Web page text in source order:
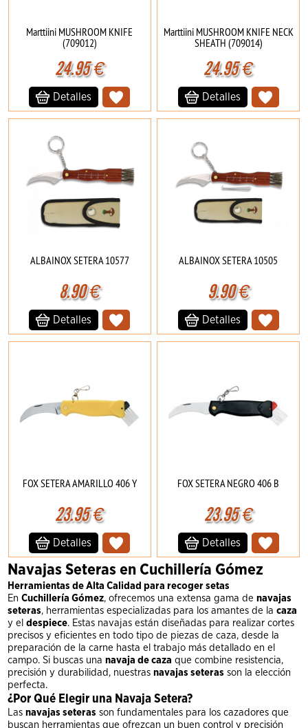
Marttiini MUSHROOM KNIFE
(709012)
24.95€
Detalles
Marttiini MUSHROOM KNIFE NECK
SHEATH (709014)
24.95€
Detalles
ALBAINOX SETERA 10577
8.90€
Detalles
ALBAINOX SETERA 10505
9.90€
Detalles
FOX SETERA AMARILLO 406 Y
23.95€
Detalles
FOX SETERA NEGRO 406 B
23.95€
Detalles
Navajas Seteras en Cuchillería Gómez
Herramientas de Alta Calidad para recoger setas
EnCuchillería Gómez, ofrecemos una extensa gama denavajas
seteras, herramientas especializadas para los amantes de lacaza
y eldespiece. Estas navajas están diseñadas para realizar cortes
precisos y eficientes en todo tipo de piezas de caza, desde la
preparación de la carne hasta el trabajo más detallado en el
campo. Si buscas unanavaja de caza que combine resistencia,
precisión y durabilidad, nuestrasnavajas seteras son la elección
perfecta.
¿Por Qué Elegir una Navaja Setera?
Lasnavajas seteras son fundamentales para los cazadores que
buscan herramientas que ofrezcan un buen control y precisión